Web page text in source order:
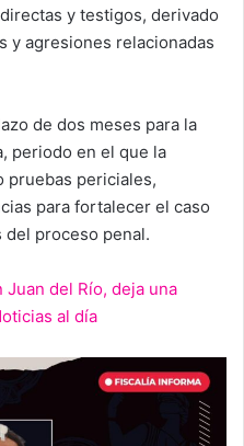
y testigos, derivado
y agresiones relacionadas
de dos meses para la
periodo en el que la
pruebas periciales,
para fortalecer el caso
del proceso penal.
Juan del Río, deja una
al día